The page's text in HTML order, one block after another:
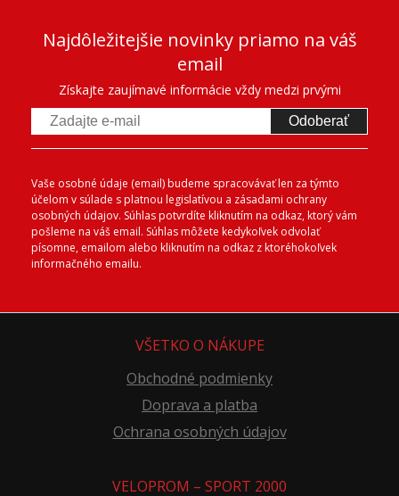
Najdôležitejšie novinky priamo na váš
email
Získajte zaujímavé informácie vždy medzi prvými
Odoberať
Vaše osobné údaje (email) budeme spracovávať len za týmto
účelom v súlade s platnou legislatívou a zásadami ochrany
osobných údajov. Súhlas potvrdíte kliknutím na odkaz, ktorý vám
pošleme na váš email. Súhlas môžete kedykoľvek odvolať
písomne, emailom alebo kliknutím na odkaz z ktoréhokoľvek
informačného emailu.
VŠETKO O NÁKUPE
Obchodné podmienky
Doprava a platba
Ochrana osobných údajov
VELOPROM – SPORT 2000